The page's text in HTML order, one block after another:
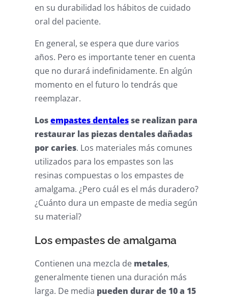
en su durabilidad los hábitos de cuidado
oral del paciente.
En general, se espera que dure varios
años. Pero es importante tener en cuenta
que no durará indefinidamente. En algún
momento en el futuro lo tendrás que
reemplazar.
Losempastes dentalesse realizan para
restaurar las piezas dentales dañadas
por caries. Los materiales más comunes
utilizados para los empastes son las
resinas compuestas o los empastes de
amalgama. ¿Pero cuál es el más duradero?
¿Cuánto dura un empaste de media según
su material?
Los empastes de amalgama
Contienen una mezcla de metales,
generalmente tienen una duración más
larga. De media pueden durar de 10 a 15